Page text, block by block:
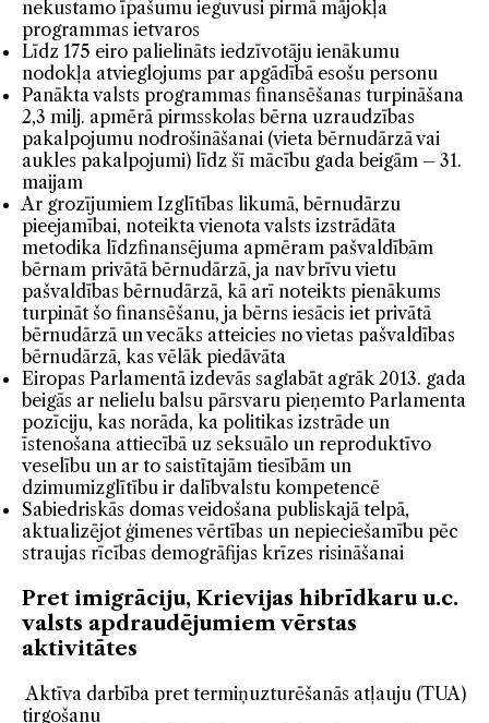
nekustamo īpašumu ieguvusi pirmā mājokļa
programmas ietvaros
Līdz 175 eiro palielināts iedzīvotāju ienākumu
nodokļa atvieglojums par apgādībā esošu personu
Panākta valsts programmas finansēšanas turpināšana
2,3 milj. apmērā pirmsskolas bērna uzraudzības
pakalpojumu nodrošināšanai (vieta bērnudārzā vai
aukles pakalpojumi) līdz šī mācību gada beigām – 31.
maijam
Ar grozījumiem Izglītības likumā, bērnudārzu
pieejamībai, noteikta vienota valsts izstrādāta
metodika līdzfinansējuma apmēram pašvaldībām
bērnam privātā bērnudārzā, ja nav brīvu vietu
pašvaldības bērnudārzā, kā arī noteikts pienākums
turpināt šo finansēšanu, ja bērns iesācis iet privātā
bērnudārzā un vecāks atteicies no vietas pašvaldības
bērnudārzā, kas vēlāk piedāvāta
Eiropas Parlamentā izdevās saglabāt agrāk 2013. gada
beigās ar nelielu balsu pārsvaru pieņemto Parlamenta
pozīciju, kas norāda, ka politikas izstrāde un
īstenošana attiecībā uz seksuālo un reproduktīvo
veselību un ar to saistītajām tiesībām un
dzimumizglītību ir dalībvalstu kompetencē
Sabiedriskās domas veidošana publiskajā telpā,
aktualizējot ģimenes vērtības un nepieciešamību pēc
straujas rīcības demogrāfijas krīzes risināšanai
Pret imigrāciju, Krievijas hibrīdkaru u.c.
valsts apdraudējumiem vērstas
aktivitātes
Aktīva darbība pret termiņuzturēšanās atļauju (TUA)
tirgošanu